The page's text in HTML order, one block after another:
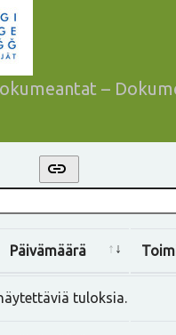
–
link
Päivämäärä
tuloksia.